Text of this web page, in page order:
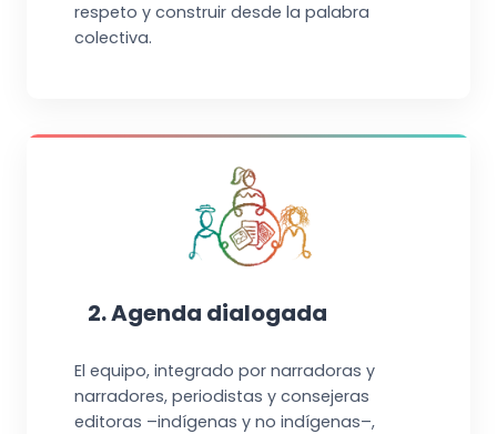
respeto y construir desde la palabra
colectiva.
2. Agenda dialogada
El equipo, integrado por narradoras y
narradores, periodistas y consejeras
editoras –indígenas y no indígenas–,